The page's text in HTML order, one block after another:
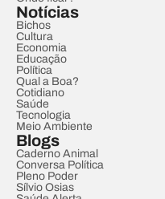
Notícias
Bichos
Cultura
Economia
Educação
Política
Qual a Boa?
Cotidiano
Saúde
Tecnologia
Meio Ambiente
Blogs
Caderno Animal
Conversa Política
Pleno Poder
Sílvio Osias